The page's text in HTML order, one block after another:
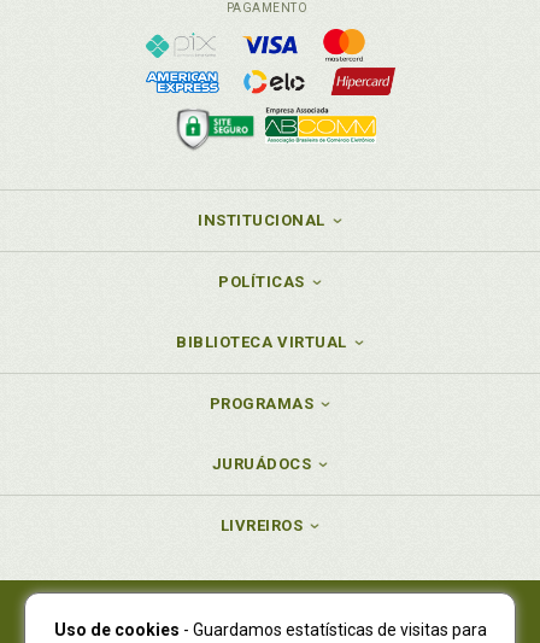
PAGAMENTO
INSTITUCIONAL
POLÍTICAS
BIBLIOTECA VIRTUAL
PROGRAMAS
JURUÁDOCS
LIVREIROS
Juruá Editora Ltda., CNPJ 77.535.508/0001-19
Uso de cookies - Guardamos estatísticas de visitas para